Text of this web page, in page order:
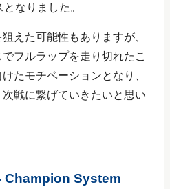
なりました。
えた可能性もありますが、
フルラップを走り切れたこ
たモチベーションとなり、
戦に繋げていきたいと思い
Champion System